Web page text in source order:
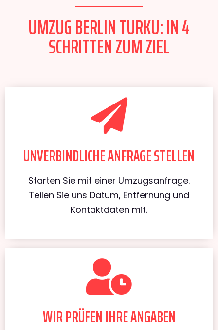
UMZUG BERLIN TURKU: IN 4
SCHRITTEN ZUM ZIEL
UNVERBINDLICHE ANFRAGE STELLEN
Starten Sie mit einer Umzugsanfrage.
Teilen Sie uns Datum, Entfernung und
Kontaktdaten mit.
WIR PRÜFEN IHRE ANGABEN